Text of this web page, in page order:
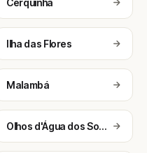
Cerquinha
Ilha das Flores
Malambá
Olhos d'Água dos Souza